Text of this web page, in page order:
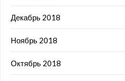
Декабрь 2018
Ноябрь 2018
Октябрь 2018